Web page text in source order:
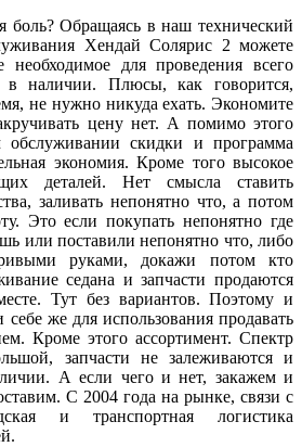
боль? Обращаясь в наш технический
Хендай Солярис 2 можете
для проведения всего
в наличии. Плюсы, как говорится,
не нужно никуда ехать. Экономите
цену нет. А помимо этого
скидки и программа
экономия. Кроме того высокое
деталей. Нет смысла ставить
заливать непонятно что, а потом
Это если покупать непонятно где
или поставили непонятно что, либо
руками, докажи потом кто
седана и запчасти продаются
Тут без вариантов. Поэтому и
себе же для использования продавать
Кроме этого ассортимент. Спектр
запчасти не залеживаются и
А если чего и нет, закажем и
С 2004 года на рынке, связи с
и транспортная логистика